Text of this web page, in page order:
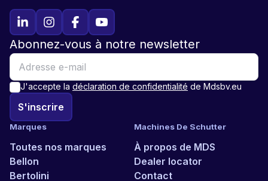
Marques
Toutes nos marques
Bellon
Bertolini
Machines De Schutter
À propos de MDS
Dealer locator
Contact
Abonnez-vous à notre newsletter
J'accepte la déclaration de confidentialité de Mdsbv.eu
S'inscrire